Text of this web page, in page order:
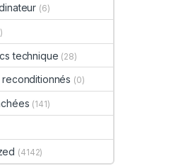
(6)
technique (28)
(0)
(141)
(4142)